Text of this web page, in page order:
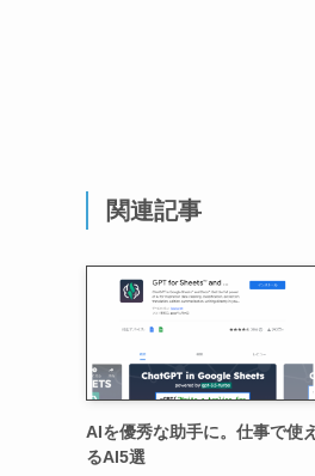
関連記事
AIを優秀な助手に。仕事で使え
るAI5選